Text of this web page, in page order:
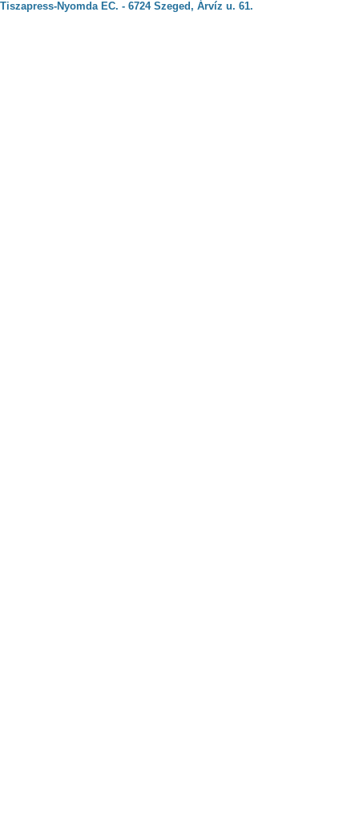
Tiszapress-Nyomda EC. - 6724 Szeged, Árvíz u. 61.